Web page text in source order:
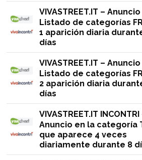
VIVASTREET.IT – Anuncio
Listado de categorías
1 aparición diaria
días
VIVASTREET.IT – Anuncio
Listado de categorías
2 aparición diaria
días
VIVASTREET.IT INCONTRI
Anuncio en la categoría
que aparece 4 veces
diariamente durante 8